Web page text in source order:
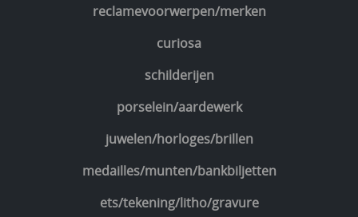
reclamevoorwerpen/merken
curiosa
schilderijen
porselein/aardewerk
juwelen/horloges/brillen
medailles/munten/bankbiljetten
ets/tekening/litho/gravure